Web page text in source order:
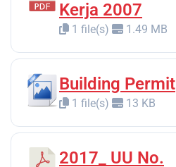
Kerja 2007
1 file(s) 1.49 MB
Building Permit
1 file(s) 13 KB
2017_ UU No.